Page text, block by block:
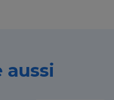
aussi